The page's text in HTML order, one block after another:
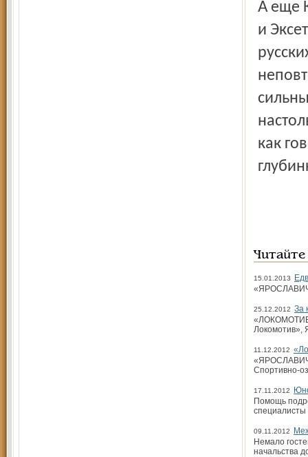
А еще Колин, как член общества архитекторов Ярославля
и
как
15.01.2013
25.12.2012 За
Локомотив»,
11.12.2012
Спортивно-
17.11.2012
Помощь
специалисты
09.11.2012
Немало
начальства